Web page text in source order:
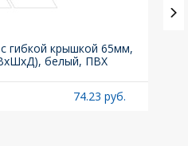
гибкой крышкой 65мм,
белый, ПВХ
74.23 руб.